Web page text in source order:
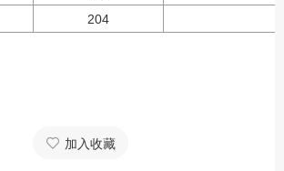
204
加入收藏